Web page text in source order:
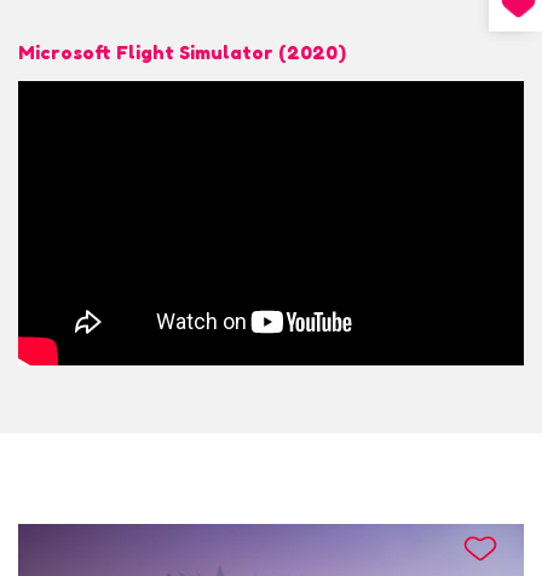
Microsoft Flight Simulator (2020)